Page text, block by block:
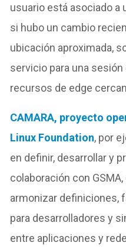
usuario está asociado a
si hubo un cambio
ubicación aproximada,
servicio para una
recursos de edge
CAMARA, proyecto
Linux Foundation, por
en definir, desarrollar y
colaboración con
armonizar definiciones,
para desarrolladores y
entre aplicaciones y